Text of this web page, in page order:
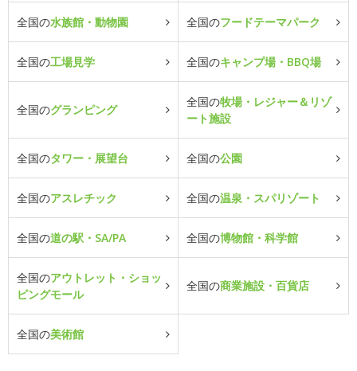
全国の水族館・動物園 全国のフードテーマパーク
全国の工場見学 全国のキャンプ場・BBQ場
全国のグランピング
全国の牧場・レジャー＆リゾ
ート施設
全国のタワー・展望台 全国の公園
全国のアスレチック 全国の温泉・スパリゾート
全国の道の駅・SA/PA 全国の博物館・科学館
全国のアウトレット・ショッ
ピングモール
全国の商業施設・百貨店
全国の美術館